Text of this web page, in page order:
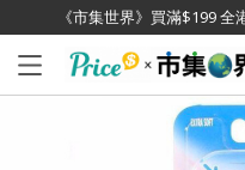
《市集世界》買滿$199 全
已加入購物車